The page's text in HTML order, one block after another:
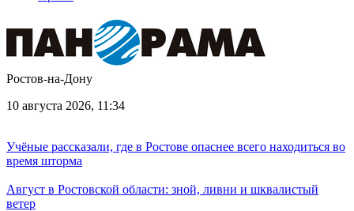
Ростов-на-Дону
10 августа 2026, 11:34
Учёные рассказали, где в Ростове опаснее всего находиться во
время шторма
Август в Ростовской области: зной, ливни и шквалистый
ветер